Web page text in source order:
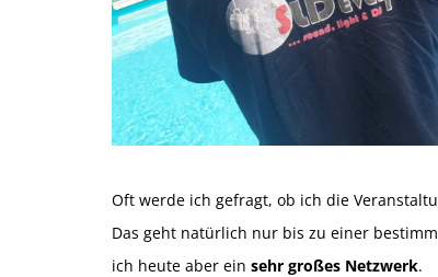
Oft werde ich gefragt, ob ich die
Das geht natürlich nur bis zu einer
ich heute aber ein sehr großes Netzwerk.